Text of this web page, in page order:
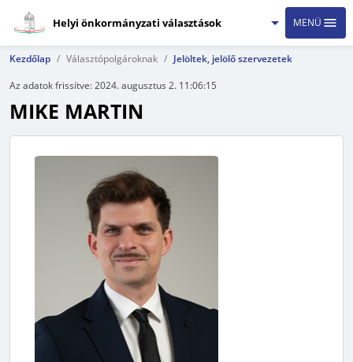
Helyi önkormányzati választások MENÜ
Kezdőlap Választópolgároknak
Jelöltek, jelölő szervezetek
Az adatok frissítve:2024. augusztus 2. 11:06:15
MIKE MARTIN